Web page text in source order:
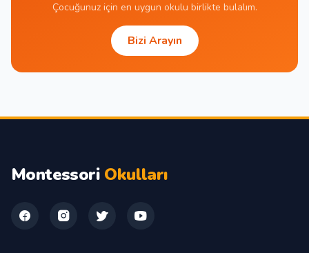
Çocuğunuz için en uygun okulu birlikte bulalım.
Bizi Arayın
Montessori Okulları